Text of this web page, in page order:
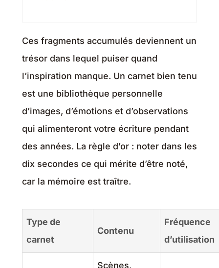
Ces fragments accumulés deviennent un
trésor dans lequel puiser quand
l’inspiration manque. Un carnet bien tenu
est une bibliothèque personnelle
d’images, d’émotions et d’observations
qui alimenteront votre écriture pendant
des années. La règle d’or : noter dans les
dix secondes ce qui mérite d’être noté,
car la mémoire est traître.
Type de
carnet
Contenu
Fréquence
d’utilisation
Scènes,